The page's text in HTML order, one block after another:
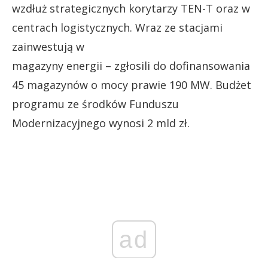
wzdłuż strategicznych korytarzy TEN-T oraz w
centrach logistycznych. Wraz ze stacjami
zainwestują w
magazyny energii – zgłosili do dofinansowania
45 magazynów o mocy prawie 190 MW. Budżet
programu ze środków Funduszu
Modernizacyjnego wynosi 2 mld zł.
ad